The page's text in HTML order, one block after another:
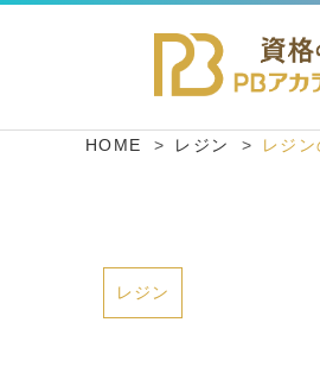
HOME レジン レジ
レジン